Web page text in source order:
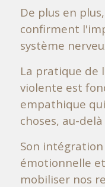
De plus en
confirment
système
La pratique de
violente est
empathique
choses, au-
Son
émotionnelle
mobiliser nos